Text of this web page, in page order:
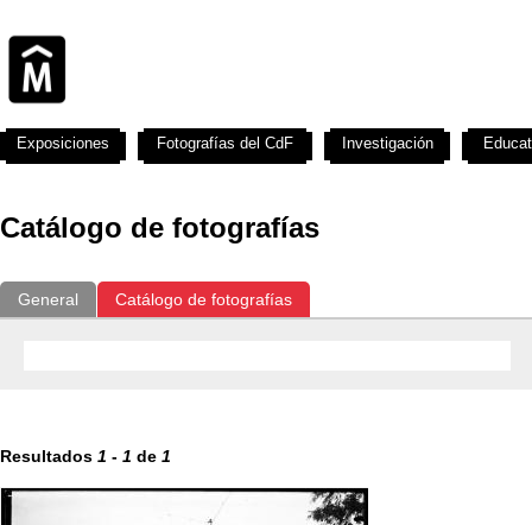
Catálogo de fotografías
General Catálogo de fotografías
Resultados 1 - 1 de 1
Exposiciones Fotografías del CdF Investigación